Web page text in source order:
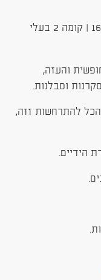
6.7 | יום שני | סדנת פתוחה 16:30-18:30 | קומה 2 בעלי
והעזה,
וסבלנות.
הכל להתרחשות זזה,
הידיים.